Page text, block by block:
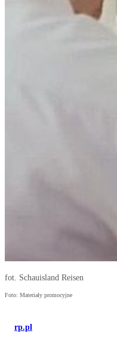
fot. Schauisland Reisen
Foto: Materiały promocyjne
rp.pl